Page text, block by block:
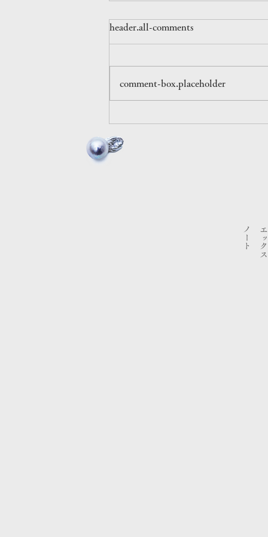
ポップアップ情報 / 東京
日時：2025年12月5日(金)～12月
8日(月) 時間：11:00〜19:00 場
参道駅 A2出口（徒歩3分）
header.all-comments
comment-box.placeholder
エックス
​ノート